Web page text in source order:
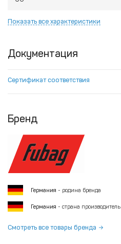
Показать все характеристики
Документация
Сертификат соответствия
Бренд
Германия - родина бренда
Германия - страна производитель
Смотреть все товары бренда